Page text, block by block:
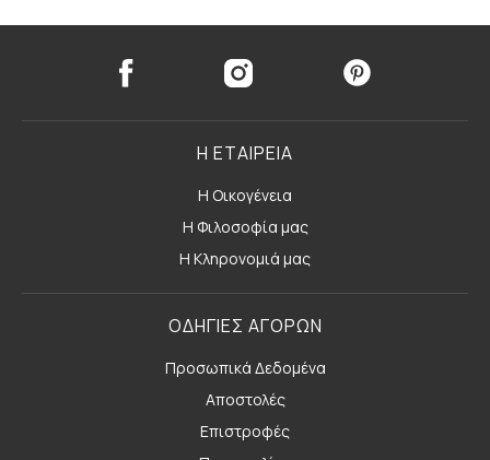
Η ΕΤΑΙΡΕΙΑ
Η Οικογένεια
Η Φιλοσοφία μας
Η Κληρονομιά μας
ΟΔΗΓΙΕΣ ΑΓΟΡΩΝ
Προσωπικά Δεδομένα
Αποστολές
Επιστροφές